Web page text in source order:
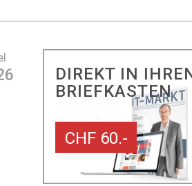
DIREKT IN
BRIEFKASTEN
CHF 60.-